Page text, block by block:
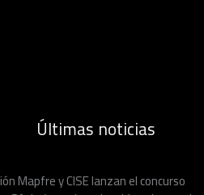
Últimas noticias
Mapfre y CISE lanzan el concurso